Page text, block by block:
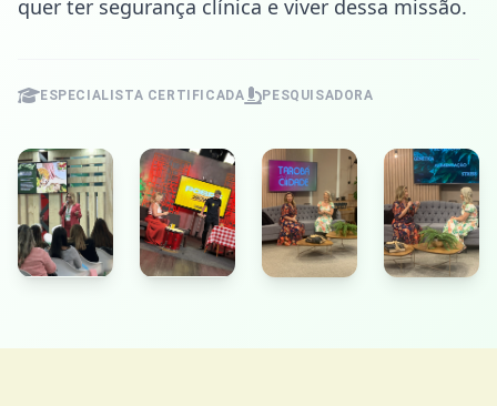
quer ter segurança clínica e viver dessa missão.
ESPECIALISTA CERTIFICADA PESQUISADORA